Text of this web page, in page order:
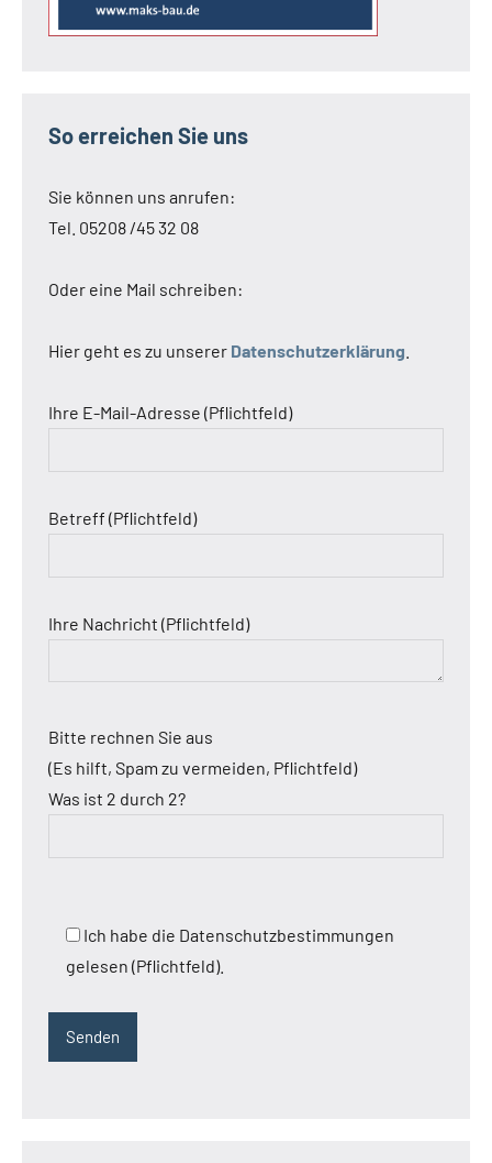
So erreichen Sie uns
Sie können uns anrufen:
Tel. 05208 /45 32 08
Oder eine Mail schreiben:
Hier geht es zu unserer Datenschutzerklärung
Ihre E-Mail-Adresse (Pflichtfeld)
Betreff (Pflichtfeld)
Ihre Nachricht (Pflichtfeld)
Bitte rechnen Sie aus
(Es hilft, Spam zu vermeiden, Pflichtfeld)
Was ist 2 durch 2?
Ich habe die Datenschutzbestimmungen
gelesen (Pflichtfeld).